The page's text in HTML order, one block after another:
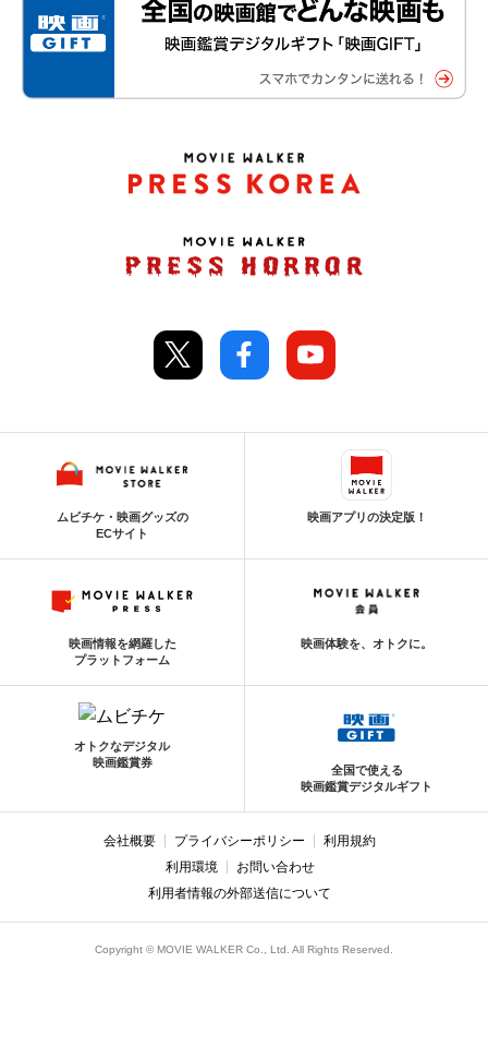
ムビチケ・映画グッズの
ECサイト
映画アプリの決定版！
映画情報を網羅した
プラットフォーム
映画体験を、オトクに。
オトクなデジタル
映画鑑賞券
全国で使える
映画鑑賞デジタルギフト
会社概要 プライバシーポリシー
利用規約
利用環境
お問い合わせ
利用者情報の外部送信について
Copyright © MOVIE WALKER Co., Ltd. All Rights Reserved.